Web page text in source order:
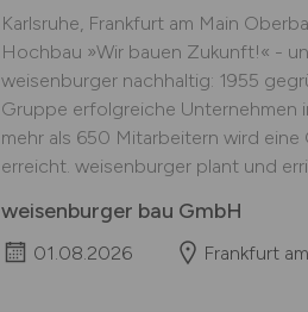
Karlsruhe, Frankfurt am Main
Hochbau »Wir bauen Zukunft!« -
weisenburger nachhaltig: 1955
Gruppe erfolgreiche Unternehmen
mehr als 650 Mitarbeitern wird
erreicht. weisenburger plant und
weisenburger bau GmbH
01.08.2026 Frankfurt